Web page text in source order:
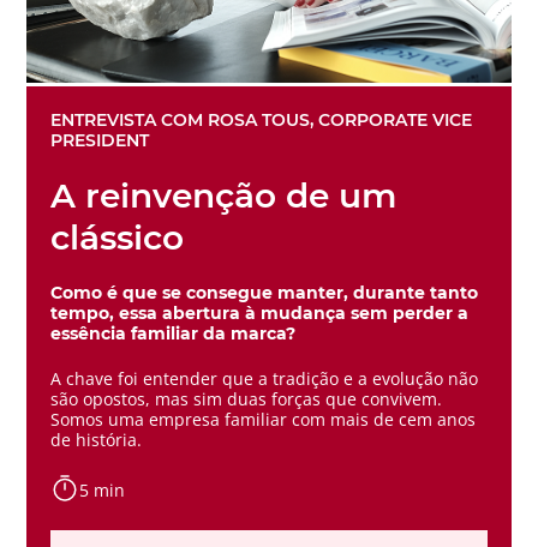
ENTREVISTA COM ROSA TOUS, CORPORATE VICE
PRESIDENT
A reinvenção de um
clássico
Como é que se consegue manter, durante tanto
tempo, essa abertura à mudança sem perder a
essência familiar da marca?
A chave foi entender que a tradição e a evolução não
são opostos, mas sim duas forças que convivem.
Somos uma empresa familiar com mais de cem anos
de história.
5 min